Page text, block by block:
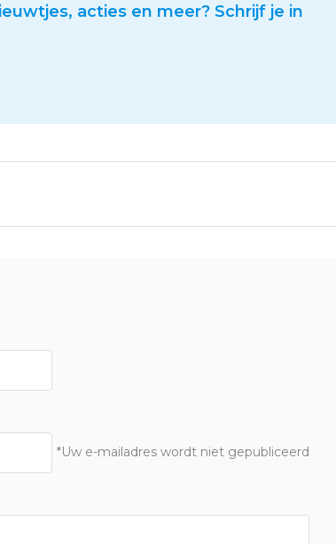
acties en meer? Schrijf je in
*Uw e-mailadres wordt niet gepubliceerd